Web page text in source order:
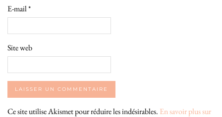
E-mail*
Site web
Ce site utilise Akismet pour réduire les indésirables. En savoir plus sur